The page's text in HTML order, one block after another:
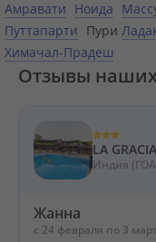
Амравати Ноида
Путтапарти Пури
Химачал-Прадеш
Отзывы
LA
Индия
Жанна
c 24 февраля по 3